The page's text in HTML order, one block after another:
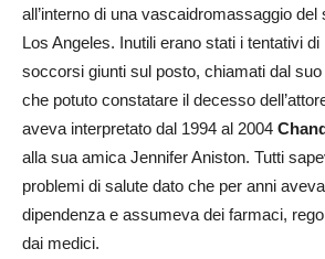
all’interno di una vascaidromassaggio
Los Angeles. Inutili erano stati i tentativi
soccorsi giunti sul posto, chiamati dal
che potuto constatare il decesso
aveva interpretato dal 1994 al 2004
alla sua amica Jennifer Aniston. Tutti
problemi di salute dato che per anni
dipendenza e assumeva dei farmaci,
dai medici.